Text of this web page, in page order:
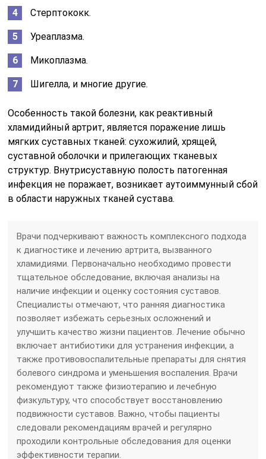
Стерптококк.
Уреаплазма.
Микоплазма.
Шигелла, и многие другие.
Особенность такой болезни, как реактивный
хламидийный артрит, является поражение лишь
мягких суставных тканей: сухожилий, хрящей,
суставной оболочки и прилегающих тканевых
структур. Внутрисуставную полость патогенная
инфекция не поражает, возникает аутоиммунный сбой
в области наружных тканей сустава.
Врачи подчеркивают важность комплексного подхода
к диагностике и лечению артрита, вызванного
хламидиями. Первоначально необходимо провести
тщательное обследование, включая анализы на
наличие инфекции и оценку состояния суставов.
Специалисты отмечают, что ранняя диагностика
позволяет избежать серьезных осложнений и
улучшить качество жизни пациентов. Лечение обычно
включает антибиотики для устранения инфекции, а
также противовоспалительные препараты для снятия
болевого синдрома и уменьшения воспаления. Врачи
рекомендуют также физиотерапию и лечебную
физкультуру, что способствует восстановлению
подвижности суставов. Важно, чтобы пациенты
следовали рекомендациям врачей и регулярно
проходили контрольные обследования для оценки
эффективности терапии.